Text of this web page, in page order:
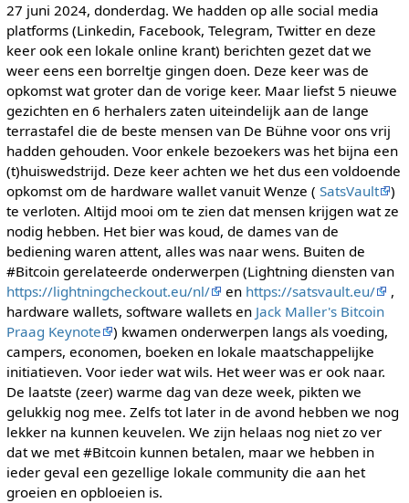
27 juni 2024, donderdag. We hadden op alle social media
platforms (Linkedin, Facebook, Telegram, Twitter en deze
keer ook een lokale online krant) berichten gezet dat we
weer eens een borreltje gingen doen. Deze keer was de
opkomst wat groter dan de vorige keer. Maar liefst 5 nieuwe
gezichten en 6 herhalers zaten uiteindelijk aan de lange
terrastafel die de beste mensen van De Bühne voor ons vrij
hadden gehouden. Voor enkele bezoekers was het bijna een
(t)huiswedstrijd. Deze keer achten we het dus een voldoende
opkomst om de hardware wallet vanuit Wenze ( SatsVault
)
te verloten. Altijd mooi om te zien dat mensen krijgen wat ze
nodig hebben. Het bier was koud, de dames van de
bediening waren attent, alles was naar wens. Buiten de
#Bitcoin gerelateerde onderwerpen (Lightning diensten van
https://lightningcheckout.eu/nl/
en https://satsvault.eu/
,
hardware wallets, software wallets en Jack Maller's Bitcoin
Praag Keynote
) kwamen onderwerpen langs als voeding,
campers, economen, boeken en lokale maatschappelijke
initiatieven. Voor ieder wat wils. Het weer was er ook naar.
De laatste (zeer) warme dag van deze week, pikten we
gelukkig nog mee. Zelfs tot later in de avond hebben we nog
lekker na kunnen keuvelen. We zijn helaas nog niet zo ver
dat we met #Bitcoin kunnen betalen, maar we hebben in
ieder geval een gezellige lokale community die aan het
groeien en opbloeien is.